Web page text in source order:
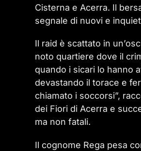
Cisterna e Acerra. Il
segnale di nuovi e
Il raid è scattato in
noto quartiere dove il
quando i sicari lo hanno
devastando il torace e
chiamato i soccorsi”,
dei Fiori di Acerra e
ma non fatali.
Il cognome Rega pesa